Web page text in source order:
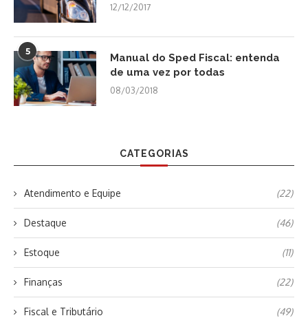
12/12/2017
5
Manual do Sped Fiscal: entenda
de uma vez por todas
08/03/2018
CATEGORIAS
Atendimento e Equipe (22)
Destaque (46)
Estoque (11)
Finanças (22)
Fiscal e Tributário (49)